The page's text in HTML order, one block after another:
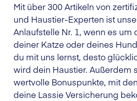
Mit über 300 Artikeln von
und Haustier-Experten ist
Anlaufstelle Nr. 1, wenn es um
deiner Katze oder deines
du mit uns lernst, desto
wird dein Haustier. Außerdem
wertvolle Bonuspunkte, mit
deine Lassie Versicherung